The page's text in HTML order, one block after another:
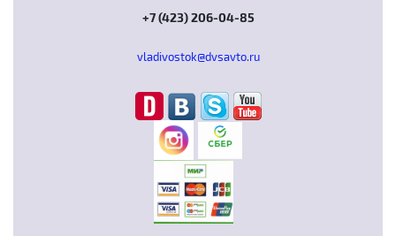
+7 (423) 206-04-85
vladivostok@dvsavto.ru